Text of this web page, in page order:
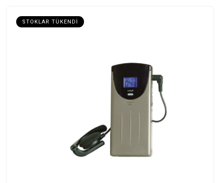
STOKLAR TÜKENDI